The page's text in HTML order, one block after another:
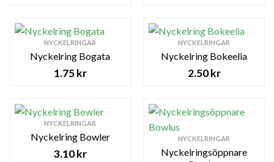
NYCKELRINGAR
Nyckelring Bogata
1.75kr
NYCKELRINGAR
Nyckelring Bokeelia
2.50kr
NYCKELRINGAR
Nyckelring Bowler
3.10kr
NYCKELRINGAR
Nyckelringsöppnare